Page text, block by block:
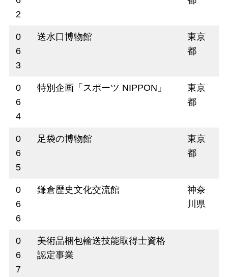
2
0
6
3
送水口博物館
東京
都
0
6
4
特別企画「スポーツ NIPPON」
東京
都
0
6
5
足袋の博物館
東京
都
0
6
6
鎌倉歴史文化交流館
神奈
川県
0
6
7
美術品梱包輸送技能取得士資格
認定事業